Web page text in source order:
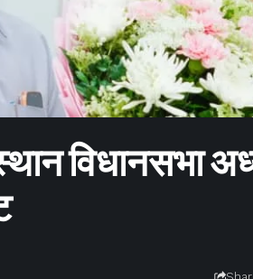
विधानसभा